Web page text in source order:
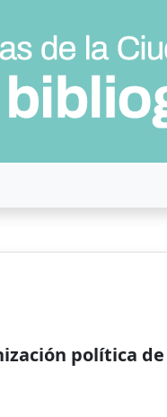
política